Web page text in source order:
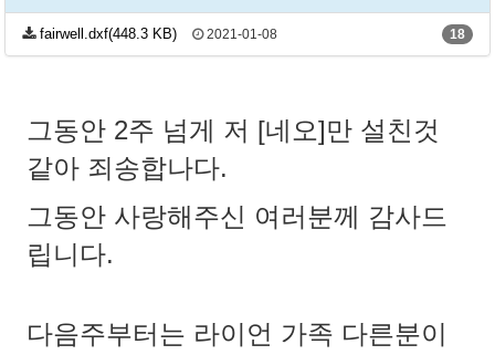
fairwell.dxf(448.3 KB) 2021-01-08 18
그동안 2주 넘게 저 [네오]만 설친것
같아 죄송합나다.
그동안 사랑해주신 여러분께 감사드
립니다.
다음주부터는 라이언 가족 다른분이